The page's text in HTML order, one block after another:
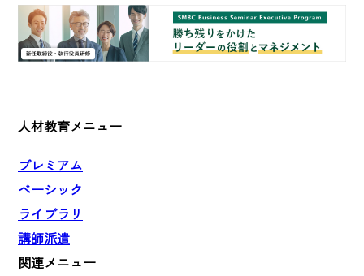
人材教育メニュー
プレミアム
ベーシック
ライブラリ
講師派遣
関連メニュー